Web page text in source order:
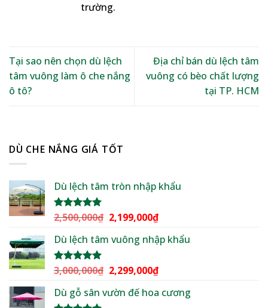
trường.
Tại sao nên chọn dù lệch
tâm vuông làm ô che nắng
ô tô?
Địa chỉ bán dù lệch tâm
vuông có bèo chất lượng
tại TP. HCM
DÙ CHE NẮNG GIÁ TỐT
Dù lệch tâm tròn nhập khẩu
Được xếp
5 sao
2,500,000₫ Giá
là:
2,199,000₫Giá
tại
2,199,000₫.
Dù lệch tâm vuông nhập khẩu
Được xếp
5 sao
3,000,000₫ Giá
là:
2,299,000₫Giá
tại
Dù gỗ sân vườn đế hoa cương